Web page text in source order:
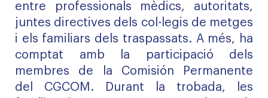
entre professionals mèdics, autoritats,
juntes directives dels col·legis de metges
i els familiars dels traspassats. A més, ha
comptat amb la participació dels
membres de la Comisión Permanente
del CGCOM. Durant la trobada, les